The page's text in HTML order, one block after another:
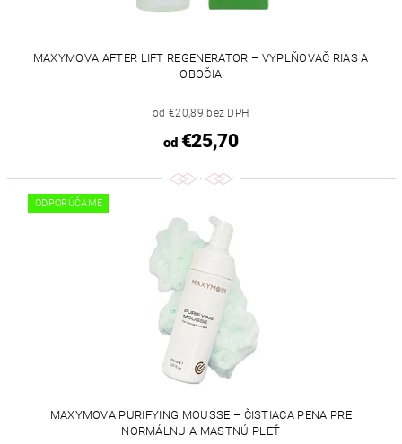
MAXYMOVA AFTER LIFT REGENERATOR – VYPLŇOVAČ RIAS A
OBOČIA
od €20,89 bez DPH
od€25,70
ODPORÚČAME
MAXYMOVA PURIFYING MOUSSE – ČISTIACA PENA PRE
NORMÁLNU A MASTNÚ PLEŤ